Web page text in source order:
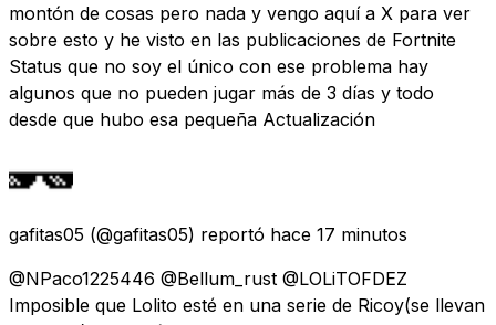
montón de cosas pero nada y vengo aquí a X para ver
sobre esto y he visto en las publicaciones de Fortnite
Status que no soy el único con ese problema hay
algunos que no pueden jugar más de 3 días y todo
desde que hubo esa pequeña Actualización
gafitas05 (@gafitas05) reportó hace 17 minutos
@NPaco1225446 @Bellum_rust @LOLiTOFDEZ
Imposible que Lolito esté en una serie de Ricoy(se llevan